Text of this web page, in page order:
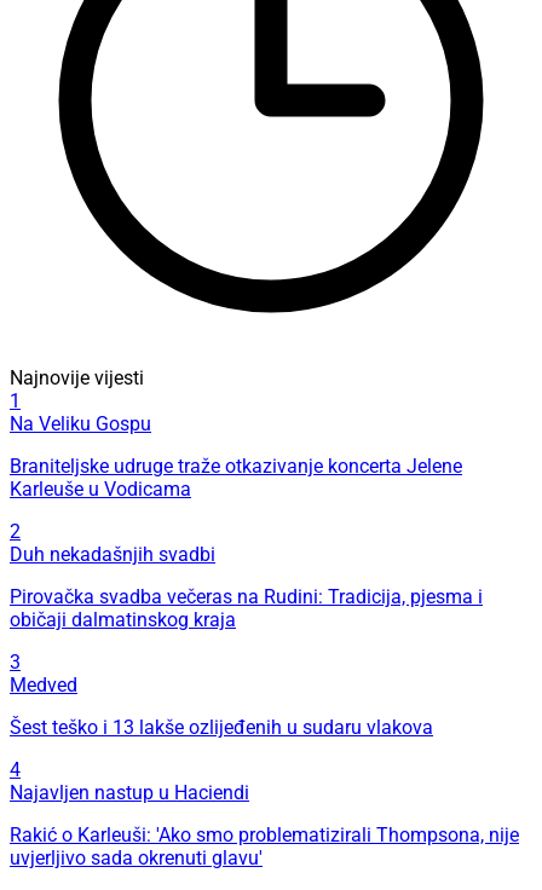
Najnovije vijesti
1
Na Veliku Gospu
Braniteljske udruge traže otkazivanje koncerta Jelene
Karleuše u Vodicama
2
Duh nekadašnjih svadbi
Pirovačka svadba večeras na Rudini: Tradicija, pjesma i
običaji dalmatinskog kraja
3
Medved
Šest teško i 13 lakše ozlijeđenih u sudaru vlakova
4
Najavljen nastup u Haciendi
Rakić o Karleuši: 'Ako smo problematizirali Thompsona, nije
uvjerljivo sada okrenuti glavu'